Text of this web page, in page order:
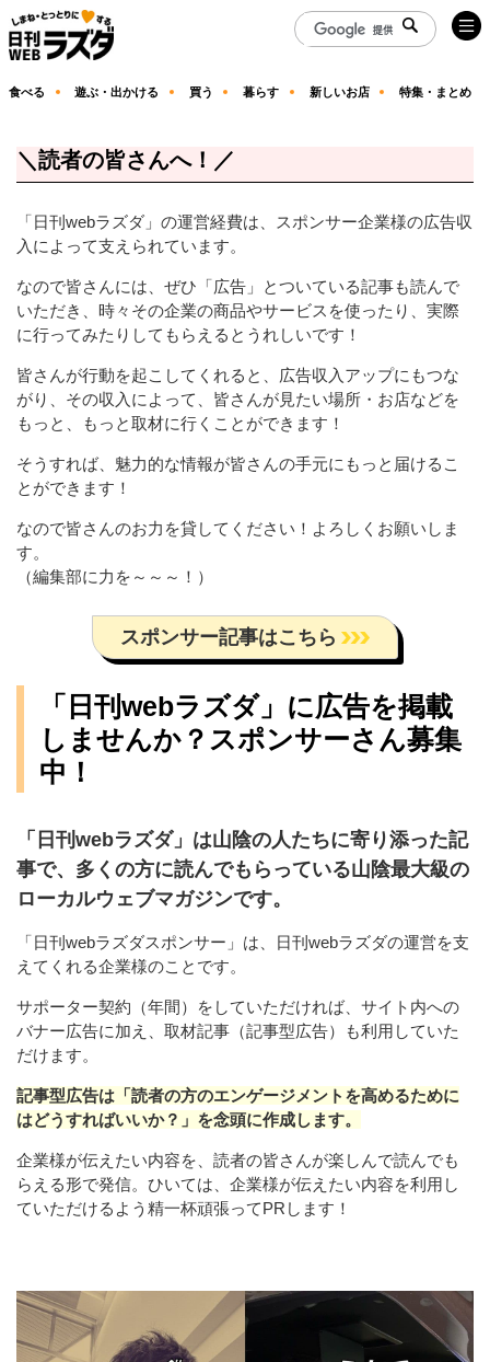
食べる 遊ぶ・出かける 買う 暮らす 新しいお店 特集・まとめ
＼読者の皆さんへ！／
「日刊webラズダ」の運営経費は、スポンサー企業様の広告収
入によって支えられています。
なので皆さんには、ぜひ「広告」とついている記事も読んで
いただき、時々その企業の商品やサービスを使ったり、実際
に行ってみたりしてもらえるとうれしいです！
皆さんが行動を起こしてくれると、広告収入アップにもつな
がり、その収入によって、皆さんが見たい場所・お店などを
もっと、もっと取材に行くことができます！
そうすれば、魅力的な情報が皆さんの手元にもっと届けるこ
とができます！
なので皆さんのお力を貸してください！よろしくお願いしま
す。
（編集部に力を～～～！）
スポンサー記事はこちら
「日刊webラズダ」に広告を掲載
しませんか？スポンサーさん募集
中！
「日刊webラズダ」は山陰の人たちに寄り添った記
事で、多くの方に読んでもらっている山陰最大級の
ローカルウェブマガジンです。
「日刊webラズダスポンサー」は、日刊webラズダの運営を支
えてくれる企業様のことです。
サポーター契約（年間）をしていただければ、サイト内への
バナー広告に加え、取材記事（記事型広告）も利用していた
だけます。
記事型広告は「読者の方のエンゲージメントを高めるために
はどうすればいいか？」を念頭に作成します。
企業様が伝えたい内容を、読者の皆さんが楽しんで読んでも
らえる形で発信。ひいては、企業様が伝えたい内容を利用し
ていただけるよう精一杯頑張ってPRします！